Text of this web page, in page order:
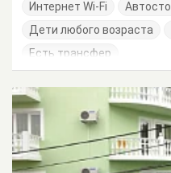
Интернет Wi-Fi
Дети любого возраста
Есть трансфер